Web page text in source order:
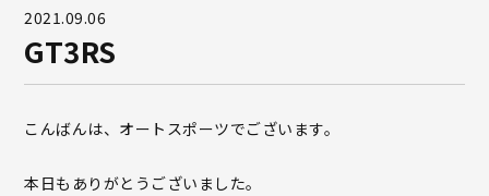
2021.09.06
GT3RS
こんばんは、オートスポーツでございます。
本日もありがとうございました。